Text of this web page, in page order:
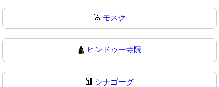
🕌 モスク
🛕 ヒンドゥー寺院
🕍 シナゴーグ